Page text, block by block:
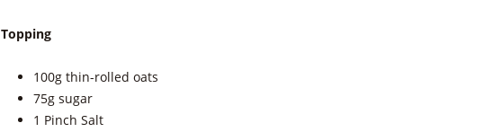
Topping
100g thin-rolled oats
75g sugar
1 Pinch Salt